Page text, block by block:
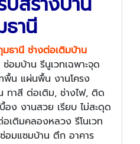
านี
ธานี ช่างต่อเติมบ้าน
อมบ้าน รีนูเวทเฉพาะจุด
พื้น แผ่นพื้น งานโครง
ทาสี ต่อเติม, ช่างไฟ, ติด
อง งานสวย เรียบ ไม่สะดุด
อเติมคลองหลวง รีโนเวท
อมแซมบ้าน ตึก อาคาร